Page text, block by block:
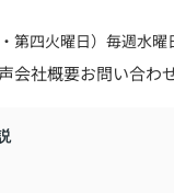
第四火曜日）毎週水曜
会社概要お問い合わ